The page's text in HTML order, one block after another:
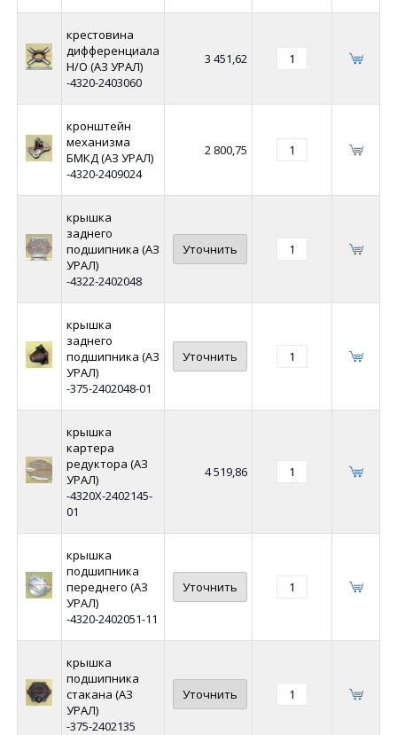
крестовина
дифференциала
Н/О (АЗ УРАЛ)
-4320-2403060
3 451,62
кронштейн
механизма
БМКД (АЗ УРАЛ)
-4320-2409024
2 800,75
крышка
заднего
подшипника (АЗ
УРАЛ)
-4322-2402048
Уточнить
крышка
заднего
подшипника (АЗ
УРАЛ)
-375-2402048-01
Уточнить
крышка
картера
редуктора (АЗ
УРАЛ)
-4320Х-2402145-
01
4 519,86
крышка
подшипника
переднего (АЗ
УРАЛ)
-4320-2402051-11
Уточнить
крышка
подшипника
стакана (АЗ
УРАЛ)
-375-2402135
Уточнить